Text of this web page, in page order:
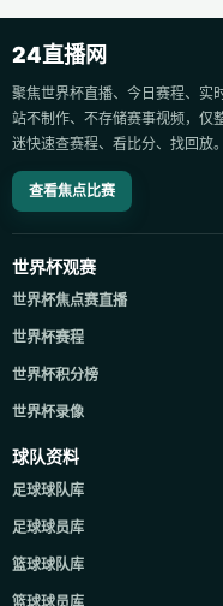
24直播网
聚焦世界杯直播、今日赛程、实
站不制作、不存储赛事视频，仅
迷快速查赛程、看比分、找回放。
查看焦点比赛
世界杯观赛
世界杯焦点赛直播
世界杯赛程
世界杯积分榜
世界杯录像
球队资料
足球球队库
足球球员库
篮球球队库
篮球球员库